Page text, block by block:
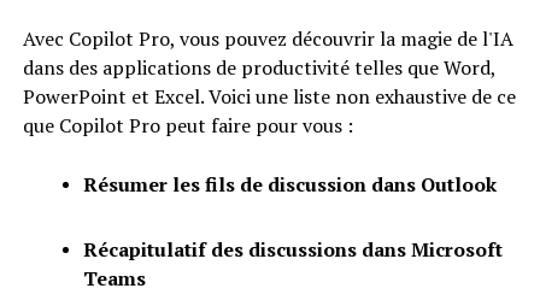
Avec Copilot Pro, vous pouvez découvrir la magie de l'IA
dans des applications de productivité telles que Word,
PowerPoint et Excel. Voici une liste non exhaustive de ce
que Copilot Pro peut faire pour vous :
Résumer les fils de discussion dans Outlook
Récapitulatif des discussions dans Microsoft
Teams